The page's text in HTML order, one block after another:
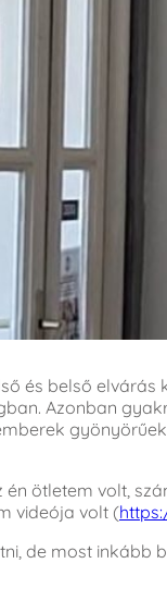
és belső
Azonban
én ötletem volt,
videója volt (
de most inkább